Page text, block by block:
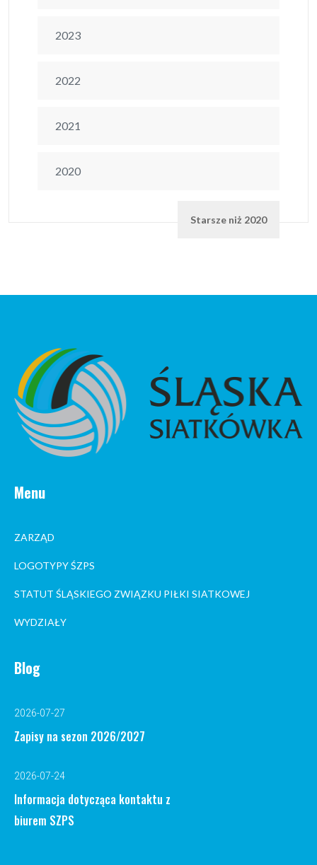
2023
2022
2021
2020
Starsze niż 2020
Menu
ZARZĄD
LOGOTYPY ŚZPS
STATUT ŚLĄSKIEGO ZWIĄZKU PIŁKI SIATKOWEJ
WYDZIAŁY
Blog
2026-07-27
Zapisy na sezon 2026/2027
2026-07-24
Informacja dotycząca kontaktu z
biurem SZPS